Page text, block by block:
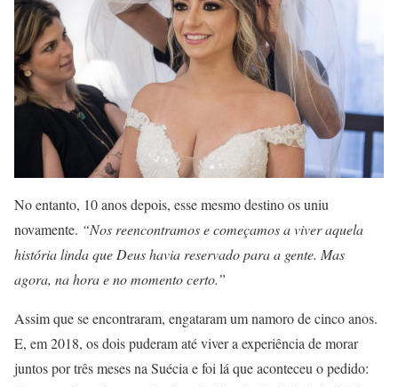
No entanto, 10 anos depois, esse mesmo destino os uniu
novamente. “Nos reencontramos e começamos a viver aquela
história linda que Deus havia reservado para a gente. Mas
agora, na hora e no momento certo.”
Assim que se encontraram, engataram um namoro de cinco anos.
E, em 2018, os dois puderam até viver a experiência de morar
juntos por três meses na Suécia e foi lá que aconteceu o pedido: